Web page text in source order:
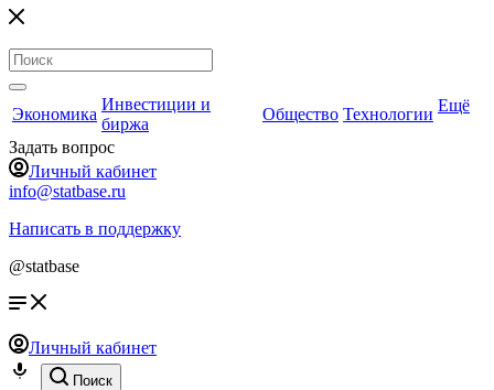
Экономика
Инвестиции и
биржа
Общество Технологии Ещё
Задать вопрос
Личный кабинет
info@statbase.ru
Написать в поддержку
@statbase
Личный кабинет
Поиск